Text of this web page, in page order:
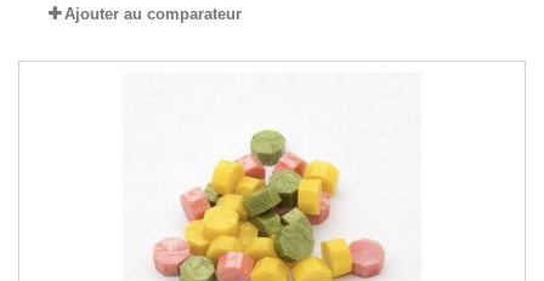
Ajouter au comparateur